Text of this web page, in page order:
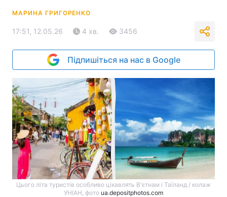
МАРИНА ГРИГОРЕНКО
17:51, 12.05.26 4 хв. 3456
Підпишіться на нас в Google
Цього літа туристів особливо цікавлять В'єтнам і Таїланд / колаж
УНІАН, фото ua.depositphotos.com